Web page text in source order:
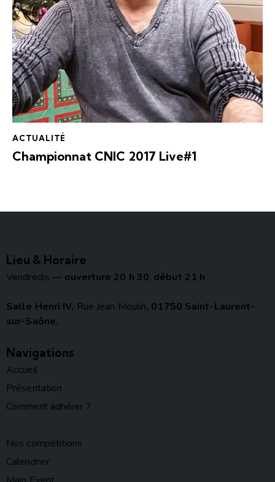
ACTUALITÉ
Championnat CNIC 2017 Live#1
Lieu & Horaire
Vendredis — ouverture 20 h 30, début 21 h
Salle Henri IV, Rue Jean Moulin, 01750 Saint-Laurent-
sur-Saône.
Navigations
Accueil
Présentation
Comment adhérer ?
Nos compétitions
Calendrier